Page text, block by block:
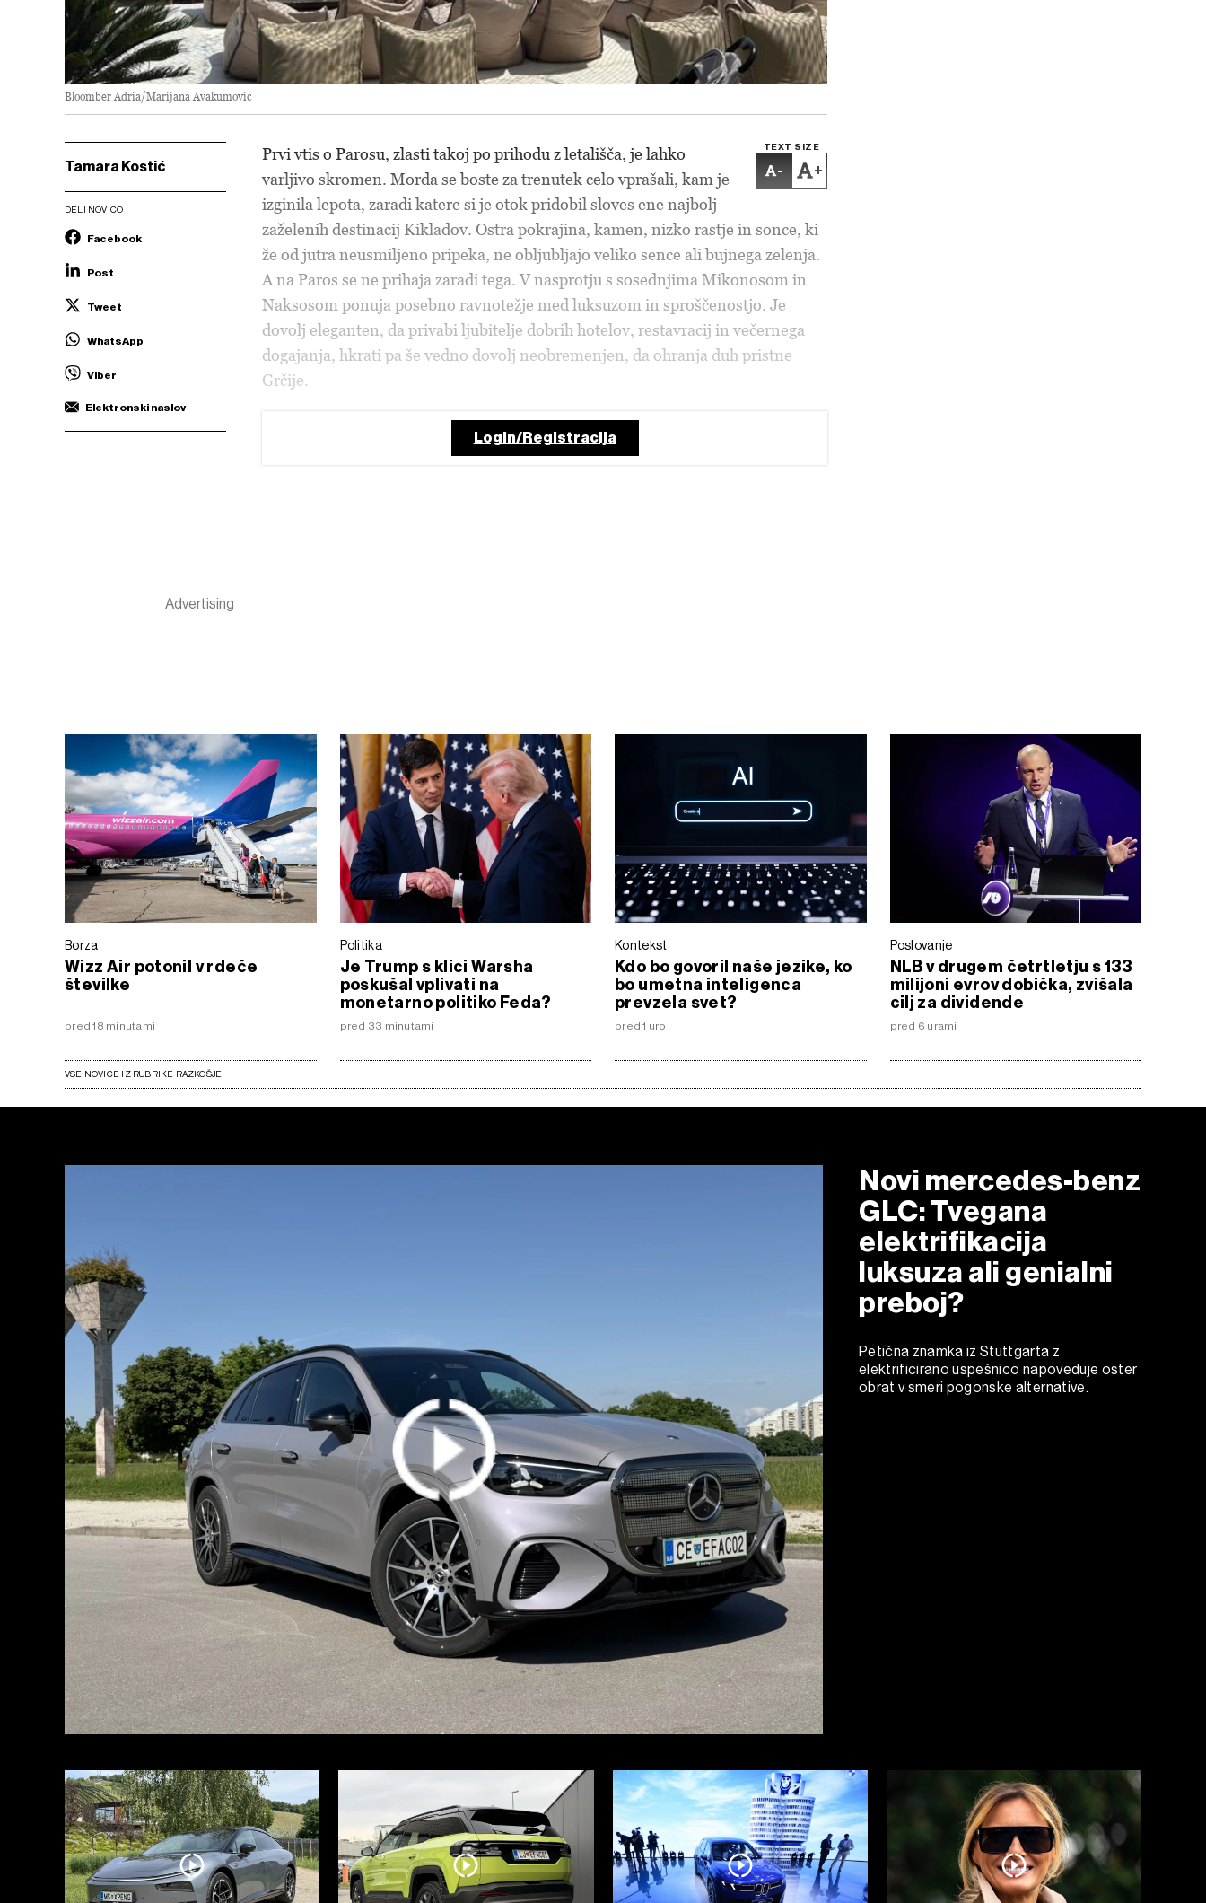
Bloomber Adria/Marijana Avakumovic
Tamara Kostić
DELI NOVICO
Facebook
Post
Tweet
WhatsApp
Viber
Elektronski naslov
TEXT SIZE
- +
Prvi vtis o Parosu, zlasti takoj po prihodu z letališča, je lahko
varljivo skromen. Morda se boste za trenutek celo vprašali, kam je
izginila lepota, zaradi katere si je otok pridobil sloves ene najbolj
zaželenih destinacij Kikladov. Ostra pokrajina, kamen, nizko rastje in sonce, ki
že od jutra neusmiljeno pripeka, ne obljubljajo veliko sence ali bujnega zelenja.
A na Paros se ne prihaja zaradi tega. V nasprotju s sosednjima Mikonosom in
Naksosom ponuja posebno ravnotežje med luksuzom in sproščenostjo. Je
dovolj eleganten, da privabi ljubitelje dobrih hotelov, restavracij in večernega
dogajanja, hkrati pa še vedno dovolj neobremenjen, da ohranja duh pristne
Grčije.
Login/Registracija
Borza
Wizz Air potonil v rdeče
številke
pred 18 minutami
Politika
Je Trump s klici Warsha
poskušal vplivati na
monetarno politiko Feda?
pred 33 minutami
Kontekst
Kdo bo govoril naše jezike, ko
bo umetna inteligenca
prevzela svet?
pred 1 uro
Poslovanje
NLB v drugem četrtletju s 133
milijoni evrov dobička, zvišala
cilj za dividende
pred 6 urami
VSE NOVICE IZ RUBRIKE RAZKOŠJE
Novi mercedes-benz
GLC: Tvegana
elektrifikacija
luksuza ali genialni
preboj?
Petična znamka iz Stuttgarta z
elektrificirano uspešnico napoveduje oster
obrat v smeri pogonske alternative.